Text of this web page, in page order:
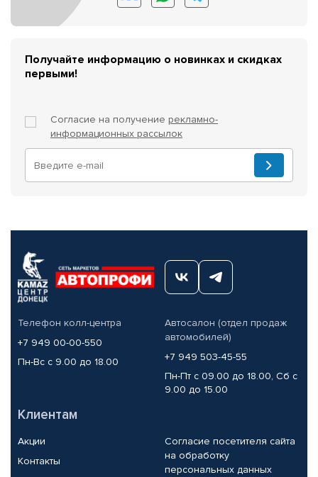
Получайте информацию о новинках и скидках
первыми!
Согласие на получение рекламно-
информационных рассылок
Телефон колл-центра
+7 949 00-00-550
Пн-Вс с 9.00 до 18.00
Автосалон (отдел продаж
автомобилей)
+7 949 503-45-55
Пн-Пт с 09.00 до 18.00, Сб с
9.00 до 15.00
Клиентам
Акции
Контакты
Согласие посетителя сайта
на обработку
персональных данных